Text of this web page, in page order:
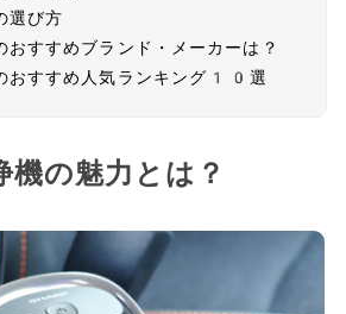
選び方
おすすめブランド・メーカーは？
おすすめ人気ランキング10選
機の魅力とは？